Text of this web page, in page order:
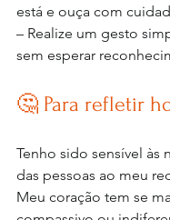
está e ouça com
– Realize um gesto
sem esperar
🤔 Para refletir
Tenho sido sensível às
das pessoas ao meu
Meu coração tem se